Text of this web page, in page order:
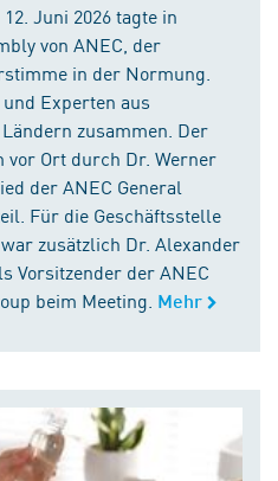
Juni 2026 tagte in
von ANEC, der
in der Normung.
Experten aus
zusammen. Der
Ort durch Dr. Werner
der ANEC General
Für die Geschäftsstelle
zusätzlich Dr. Alexander
Vorsitzender der ANEC
beim Meeting. Mehr